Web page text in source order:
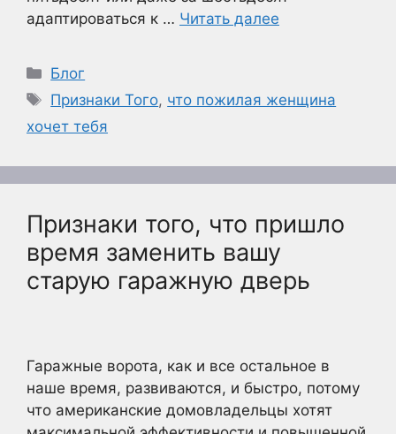
адаптироваться к … Читать далее
Рубрики
Блог
Метки
Признаки Того, что пожилая женщина
хочет тебя
Признаки того, что пришло
время заменить вашу
старую гаражную дверь
Гаражные ворота, как и все остальное в
наше время, развиваются, и быстро, потому
что американские домовладельцы хотят